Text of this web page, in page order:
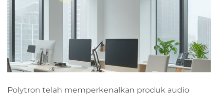
Polytron telah memperkenalkan produk audio